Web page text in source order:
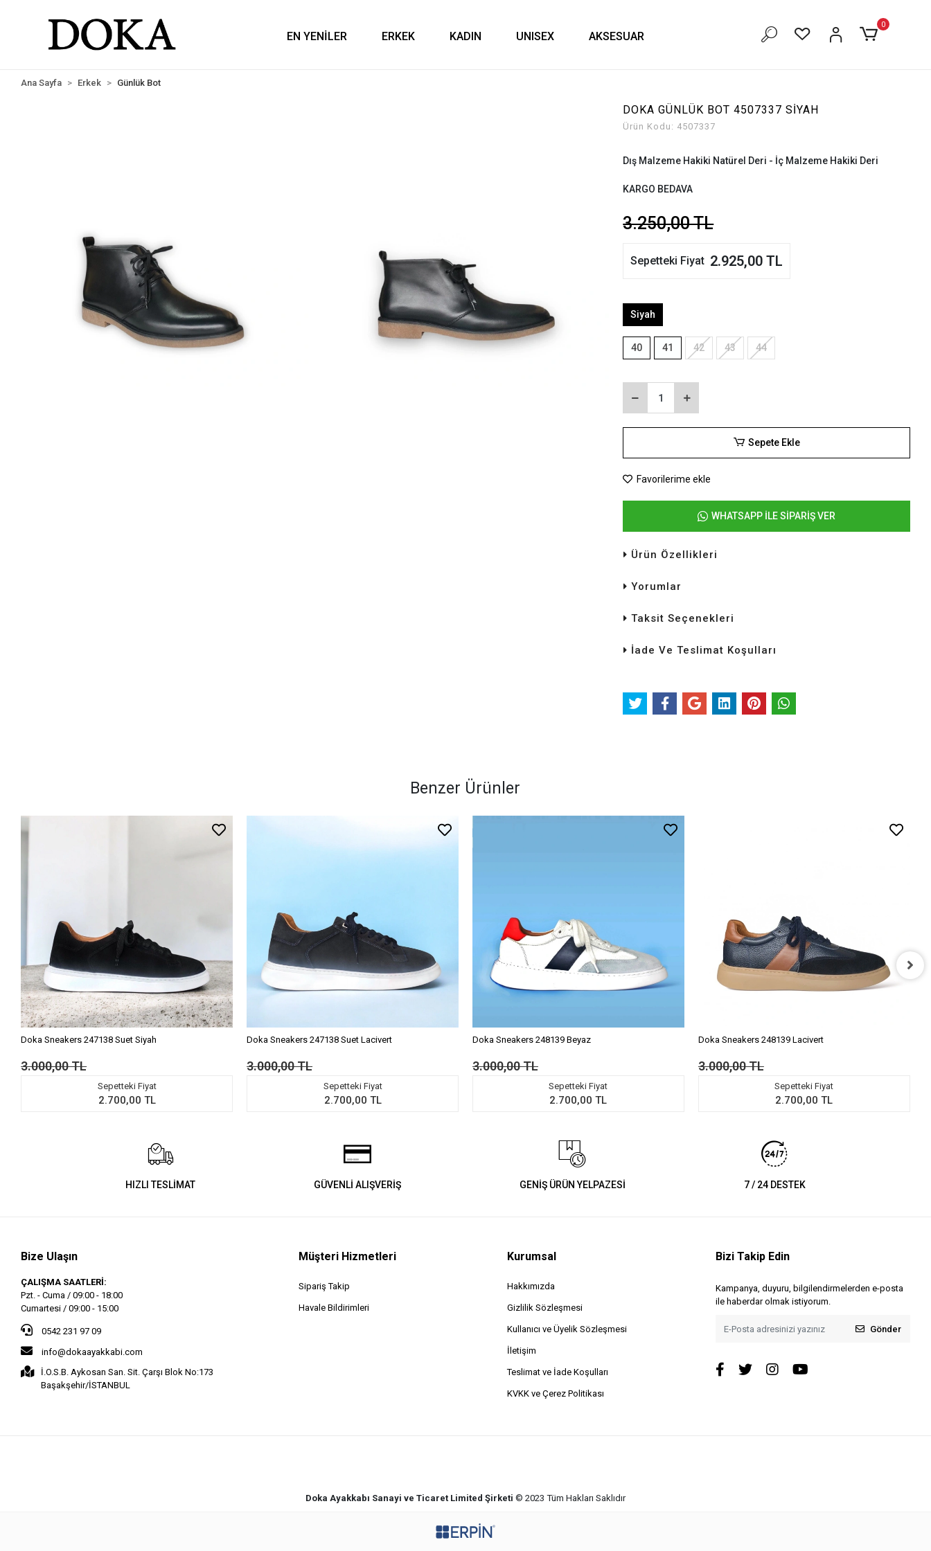
Güvenli Alışveriş
EN YENİLER ERKEK KADIN UNISEX AKSESUAR
0
Ana Sayfa Erkek Günlük Bot
DOKA GÜNLÜK BOT 4507337 SİYAH
Ürün Kodu: 4507337
Dış Malzeme Hakiki Natürel Deri - İç Malzeme Hakiki Deri
KARGO BEDAVA
3.250,00 TL
Sepetteki Fiyat 2.925,00 TL
Siyah
40 41 42 43 44
Sepete Ekle
Favorilerime ekle
WHATSAPP İLE SİPARİŞ VER
Ürün Özellikleri
Yorumlar
Taksit Seçenekleri
İade Ve Teslimat Koşulları
Benzer Ürünler
Doka Sneakers 247138 Suet Siyah
3.000,00 TL
Sepetteki Fiyat
2.700,00 TL
Doka Sneakers 247138 Suet Lacivert
3.000,00 TL
Sepetteki Fiyat
2.700,00 TL
Doka Sneakers 248139 Beyaz
3.000,00 TL
Sepetteki Fiyat
2.700,00 TL
Doka Sneakers 248139 Lacivert
3.000,00 TL
Sepetteki Fiyat
2.700,00 TL
HIZLI TESLİMAT GÜVENLİ ALIŞVERİŞ GENİŞ ÜRÜN YELPAZESİ 7 / 24 DESTEK
Bize Ulaşın
ÇALIŞMA SAATLERİ:
Pzt. - Cuma / 09:00 - 18:00
Cumartesi / 09:00 - 15:00
0542 231 97 09
info@dokaayakkabi.com
İ.O.S.B. Aykosan San. Sit. Çarşı Blok No:173
Başakşehir/İSTANBUL
Müşteri Hizmetleri
Sipariş Takip
Havale Bildirimleri
Kurumsal
Hakkımızda
Gizlilik Sözleşmesi
Kullanıcı ve Üyelik Sözleşmesi
İletişim
Teslimat ve İade Koşulları
KVKK ve Çerez Politikası
Bizi Takip Edin
Kampanya, duyuru, bilgilendirmelerden e-posta
ile haberdar olmak istiyorum.
Gönder
Doka Ayakkabı Sanayi ve Ticaret Limited Şirketi © 2023 Tüm Hakları Saklıdır